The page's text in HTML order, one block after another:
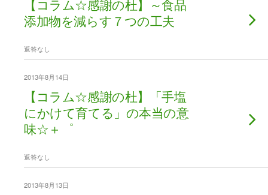
【コラム☆感謝の杜】～食品
添加物を減らす７つの工夫
返答なし
2013年8月14日
【コラム☆感謝の杜】「手塩
にかけて育てる」の本当の意
味☆＋゜
返答なし
2013年8月13日